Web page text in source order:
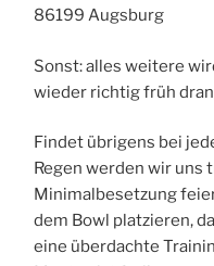
86199 Augsburg
Sonst: alles weitere
wieder richtig früh
Findet übrigens bei
Regen werden wir uns
Minimalbesetzung
dem Bowl platzieren,
eine überdachte